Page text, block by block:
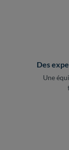
Des
Une